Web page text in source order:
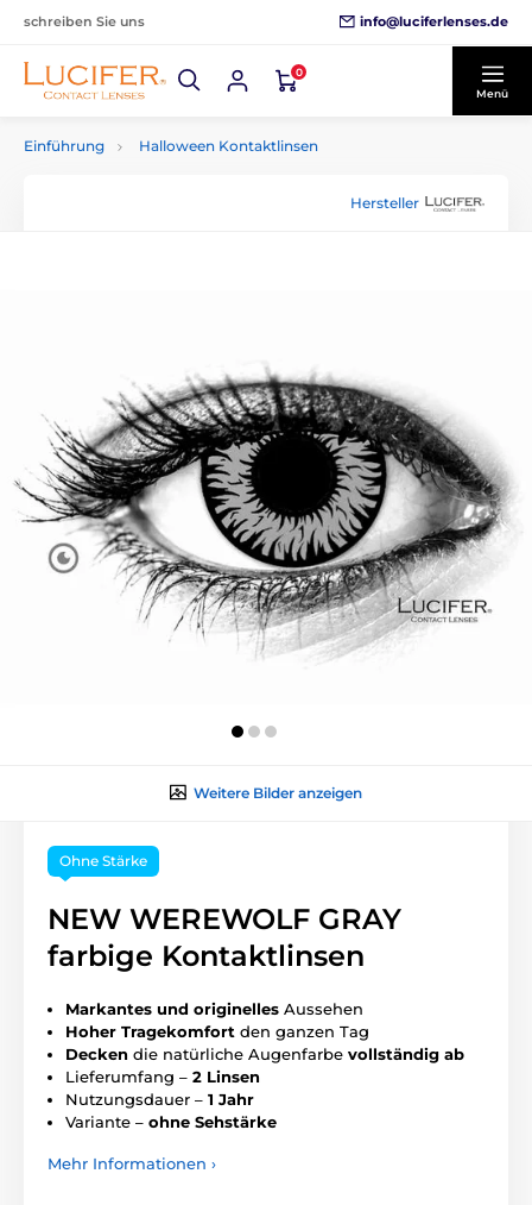
schreiben Sie uns info@luciferlenses.de
0
Menü
Einführung Halloween Kontaktlinsen
Hersteller
Weitere Bilder anzeigen
Ohne Stärke
NEW WEREWOLF GRAY
farbige Kontaktlinsen
Markantes und originelles Aussehen
Hoher Tragekomfort den ganzen Tag
Decken die natürliche Augenfarbe vollständig ab
Lieferumfang – 2 Linsen
Nutzungsdauer – 1 Jahr
Variante – ohne Sehstärke
Mehr Informationen ›